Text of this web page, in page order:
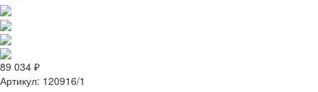
89 034 ₽
Артикул: 120916/1